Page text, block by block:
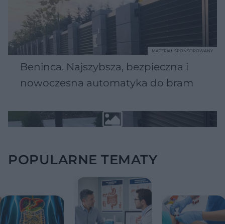
Beninca. Najszybsza, bezpieczna i
nowoczesna automatyka do bram
MATERIAŁ SPONSOROWANY
POPULARNE TEMATY